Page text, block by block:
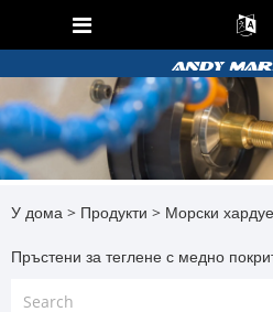
У дома > Продукти > Морски
Пръстени за теглене с медно